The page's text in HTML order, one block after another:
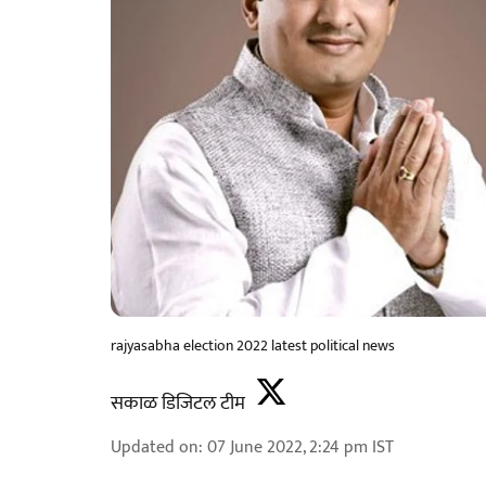
rajyasabha election 2022 latest political news
सकाळ डिजिटल टीम
Updated on:07 June 2022, 2:24 pm IST